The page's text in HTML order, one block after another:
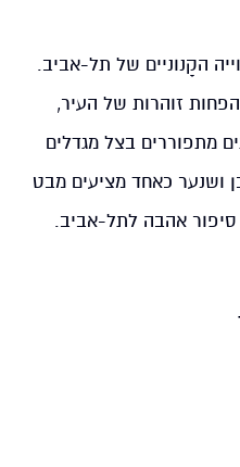
הקָנוניים של תל-אביב.
הפחות זוהרות של העיר,
מתפוררים בצל מגדלים
ושנער כאחד מציעים מבט
סיפור אהבה לתל-אביב.